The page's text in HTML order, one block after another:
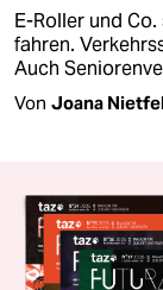
E-Roller und
fahren.
Auch
Von Joana